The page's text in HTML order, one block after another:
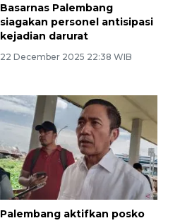
Basarnas Palembang
siagakan personel antisipasi
kejadian darurat
22 December 2025 22:38 WIB
Palembang aktifkan posko